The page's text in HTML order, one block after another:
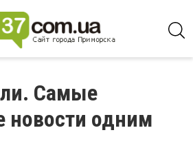
Самые
новости одним